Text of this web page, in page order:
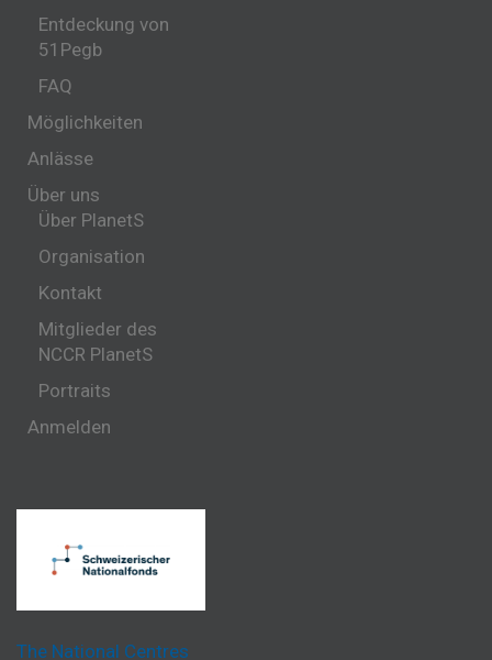
Entdeckung von
51Pegb
FAQ
Möglichkeiten
Anlässe
Über uns
Über PlanetS
Organisation
Kontakt
Mitglieder des
NCCR PlanetS
Portraits
Anmelden
The National Centres